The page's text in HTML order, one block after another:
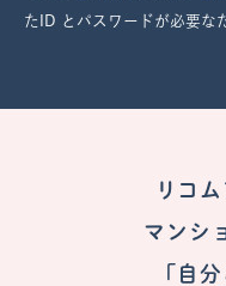
たID とパスワードが必要な
リコ
マンシ
「自